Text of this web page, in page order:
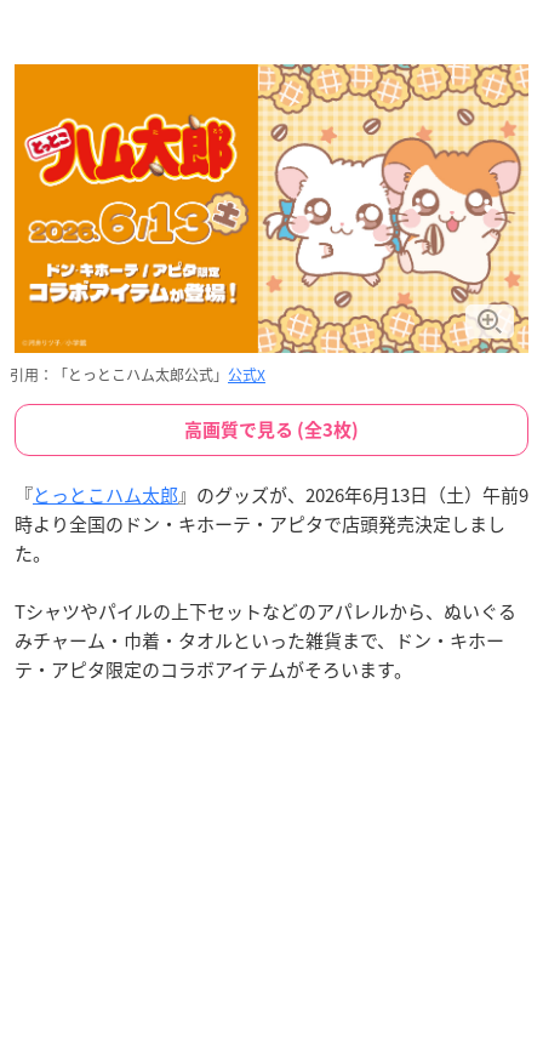
引用：「とっとこハム太郎公式」 公式X
高画質で見る (全3枚)
『とっとこハム太郎』のグッズが、2026年6月13日（土）午前9
時より全国のドン・キホーテ・アピタで店頭発売決定しまし
た。
Tシャツやパイルの上下セットなどのアパレルから、ぬいぐる
みチャーム・巾着・タオルといった雑貨まで、ドン・キホー
テ・アピタ限定のコラボアイテムがそろいます。